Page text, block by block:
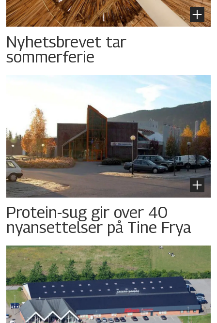
Nyhetsbrevet tar
sommerferie
Protein-sug gir over 40
nyansettelser på Tine Frya